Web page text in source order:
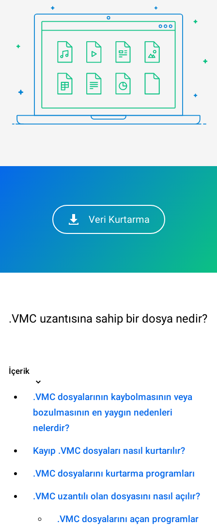
Veri Kurtarma
.VMC uzantısına sahip bir dosya nedir?
İçerik
.VMC dosyalarının kaybolmasının veya
bozulmasının en yaygın nedenleri
nelerdir?
Kayıp .VMC dosyaları nasıl kurtarılır?
.VMC dosyalarını kurtarma programları
.VMC uzantılı olan dosyasını nasıl açılır?
.VMC dosyalarını açan programlar